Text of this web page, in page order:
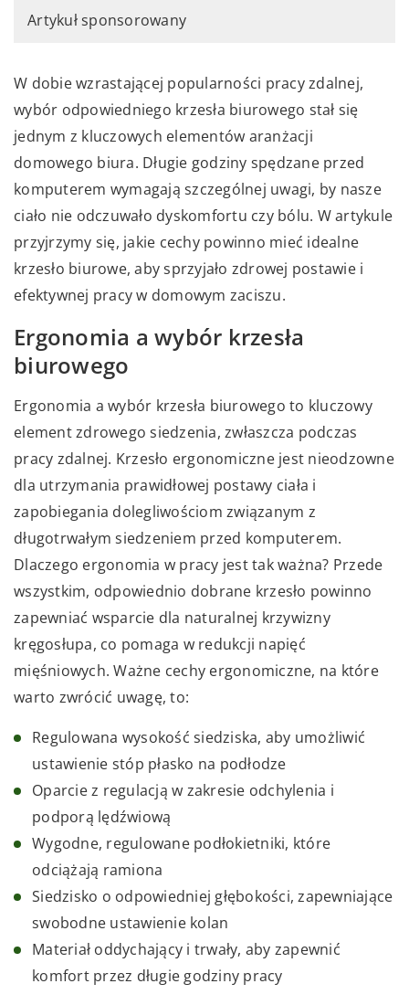
Artykuł sponsorowany
W dobie wzrastającej popularności pracy zdalnej,
wybór odpowiedniego krzesła biurowego stał się
jednym z kluczowych elementów aranżacji
domowego biura. Długie godziny spędzane przed
komputerem wymagają szczególnej uwagi, by nasze
ciało nie odczuwało dyskomfortu czy bólu. W artykule
przyjrzymy się, jakie cechy powinno mieć idealne
krzesło biurowe, aby sprzyjało zdrowej postawie i
efektywnej pracy w domowym zaciszu.
Ergonomia a wybór krzesła
biurowego
Ergonomia a wybór krzesła biurowego to kluczowy
element zdrowego siedzenia, zwłaszcza podczas
pracy zdalnej. Krzesło ergonomiczne jest nieodzowne
dla utrzymania prawidłowej postawy ciała i
zapobiegania dolegliwościom związanym z
długotrwałym siedzeniem przed komputerem.
Dlaczego ergonomia w pracy jest tak ważna? Przede
wszystkim, odpowiednio dobrane krzesło powinno
zapewniać wsparcie dla naturalnej krzywizny
kręgosłupa, co pomaga w redukcji napięć
mięśniowych. Ważne cechy ergonomiczne, na które
warto zwrócić uwagę, to:
Regulowana wysokość siedziska, aby umożliwić
ustawienie stóp płasko na podłodze
Oparcie z regulacją w zakresie odchylenia i
podporą lędźwiową
Wygodne, regulowane podłokietniki, które
odciążają ramiona
Siedzisko o odpowiedniej głębokości, zapewniające
swobodne ustawienie kolan
Materiał oddychający i trwały, aby zapewnić
komfort przez długie godziny pracy